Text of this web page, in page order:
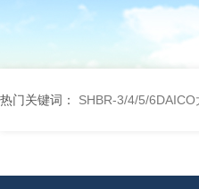
热门关键词： SHBR-3/4/5/